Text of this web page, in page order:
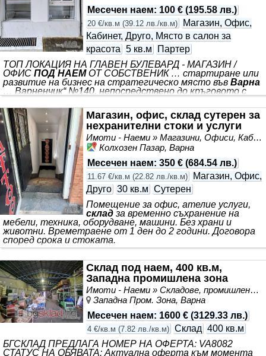
Месечен наем: 100 € (195.58 лв.)
20 €/кв.м (39.12 лв./кв.м)
Магазин, Офис,
Кабинет, Друго, Място в салон за
красота 5 кв.м
Партер
ТОП ЛОКАЦИЯ НА ГЛАВЕН БУЛЕВАРД - МАГАЗИН /
ОФИС ПОД НАЕМОТ СОБСТВЕНИК … стартиране или
развитие на бизнес на стратегическо място във Варна
… Варненчик“ №140, непосредствено до кръговото с
Mall … ! Без комисионна и допълнителни такси за
наемателя! Приемам предложения и от агенции за
недвижими имоти. Предлагам самостоятелно
помещение със статут на магазин, разположено на
изключително комуникативно и оживено място - с лице
към главен булевард „Владислав *** . Локацията
осигурява постоянен автомобилен и пешеходен поток,
отлична видимост и лесен достъп
Магазин, офис, склад сутерен за
нехранителни стоки и услуги
Имоти - Наеми » Магазини, Офиси, Кабинети, Салони
Колхозен Пазар, Варна
Месечен наем: 350 € (684.54 лв.)
11.67 €/кв.м (22.82 лв./кв.м)
Магазин, Офис,
Друго 30 кв.м Сутерен
Помещение за офис, ателие услуги,
склад за временно съхранение на
мебели, техника, оборудване, машини. Без храни и
животни. Времетраене от 1 ден до 2 години. Договора
според срока и стоката.
Склад под наем, 400 кв.м,
Западна промишлена зона
Имоти - Наеми » Складове, промишлени и стопански имоти под наем
Западна Пром. Зона, Варна
Месечен наем: 1600 € (3129.33 лв.)
4 €/кв.м (7.82 лв./кв.м) Склад 400 кв.м
БГСКЛАД ПРЕДЛАГА НОМЕР НА ОФЕРТА: VA8082
СТАТУС НА ОБЯВАТА: Актуална оферта към момента